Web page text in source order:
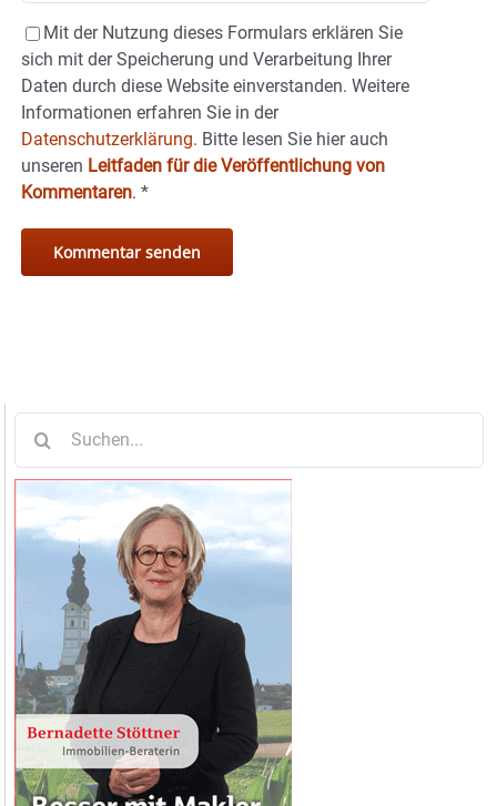
Mit der Nutzung dieses Formulars erklären Sie
sich mit der Speicherung und Verarbeitung Ihrer
Daten durch diese Website einverstanden. Weitere
Informationen erfahren Sie in der
Datenschutzerklärung. Bitte lesen Sie hier auch
unseren Leitfaden für die Veröffentlichung von
Kommentaren. *
nach: